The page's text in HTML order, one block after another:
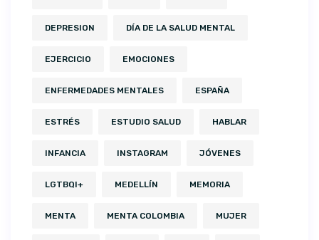
DEPRESION DÍA DE LA SALUD MENTAL
EJERCICIO EMOCIONES
ENFERMEDADES MENTALES ESPAÑA
ESTRÉS ESTUDIO SALUD HABLAR
INFANCIA INSTAGRAM JÓVENES
LGTBQI+ MEDELLÍN MEMORIA
MENTA MENTA COLOMBIA MUJER